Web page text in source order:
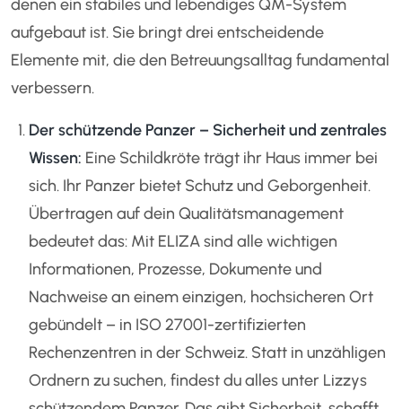
denen ein stabiles und lebendiges QM-System
aufgebaut ist. Sie bringt drei entscheidende
Elemente mit, die den Betreuungsalltag fundamental
verbessern.
Der schützende Panzer – Sicherheit und zentrales
Wissen: Eine Schildkröte trägt ihr Haus immer bei
sich. Ihr Panzer bietet Schutz und Geborgenheit.
Übertragen auf dein Qualitätsmanagement
bedeutet das: Mit ELIZA sind alle wichtigen
Informationen, Prozesse, Dokumente und
Nachweise an einem einzigen, hochsicheren Ort
gebündelt – in ISO 27001-zertifizierten
Rechenzentren in der Schweiz. Statt in unzähligen
Ordnern zu suchen, findest du alles unter Lizzys